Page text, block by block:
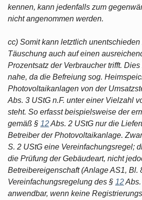
kennen, kann jedenfalls zum
nicht angenommen werden.
cc) Somit kann letztlich
Täuschung auch auf einen
Prozentsatz der Verbraucher trifft.
nahe, da die Befreiung sog.
Photovoltaikanlagen von der
Abs. 3 UStG n.F. unter einer Vielzahl
steht. So erfasst beispielsweise der
gemäß § 12Abs. 2 UStG nur die
Betreiber der Photovoltaikanlage.
S. 2 UStG eine Vereinfachungsregel;
die Prüfung der Gebäudeart, nicht
Betreibereigenschaft (Anlage AS1, Bl.
Vereinfachungsregelung des § 12
anwendbar, wenn keine